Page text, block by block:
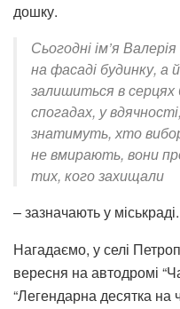
дошку.
Сьогодні ім’я
на фасаді будинку, а
залишиться в
спогадах, у
знатимуть, хто
не вмирають, вони
тих, кого захищали
– зазначають у міськраді.
Нагадаємо, у селі
вересня на автодромі
“Легендарна десятка на